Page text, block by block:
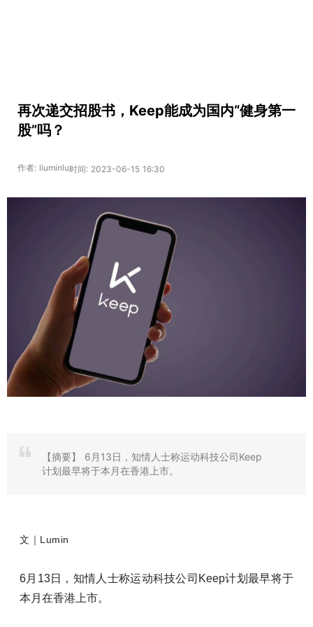
再次递交招股书，Keep能成为国内“健身第一
股”吗？
作者: liuminlu时间: 2023-06-15 16:30
【摘要】
6月13日，知情人士称运动科技公司Keep
计划最早将于本月在香港上市。
文｜Lumin
6月13日，知情人士称运动科技公司Keep计划最早将于
本月在香港上市。